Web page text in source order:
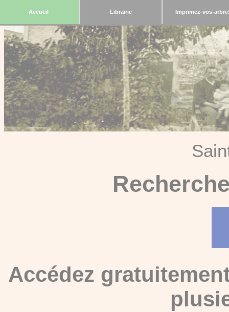
Accueil Librairie Imprimez-vos-
Accédez